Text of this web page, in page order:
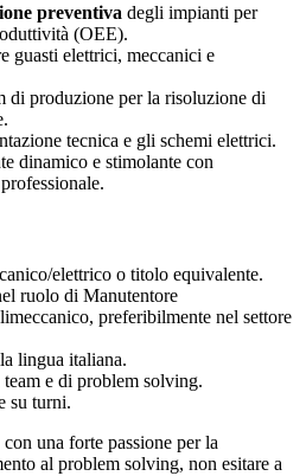
preventiva degli impianti per
(OEE).
guasti elettrici, meccanici e
di produzione per la risoluzione di
tecnica e gli schemi elettrici.
dinamico e stimolante con
elettrico o titolo equivalente.
ruolo di Manutentore
preferibilmente nel settore
lingua italiana.
e di problem solving.
su turni.
una forte passione per la
al problem solving, non esitare a